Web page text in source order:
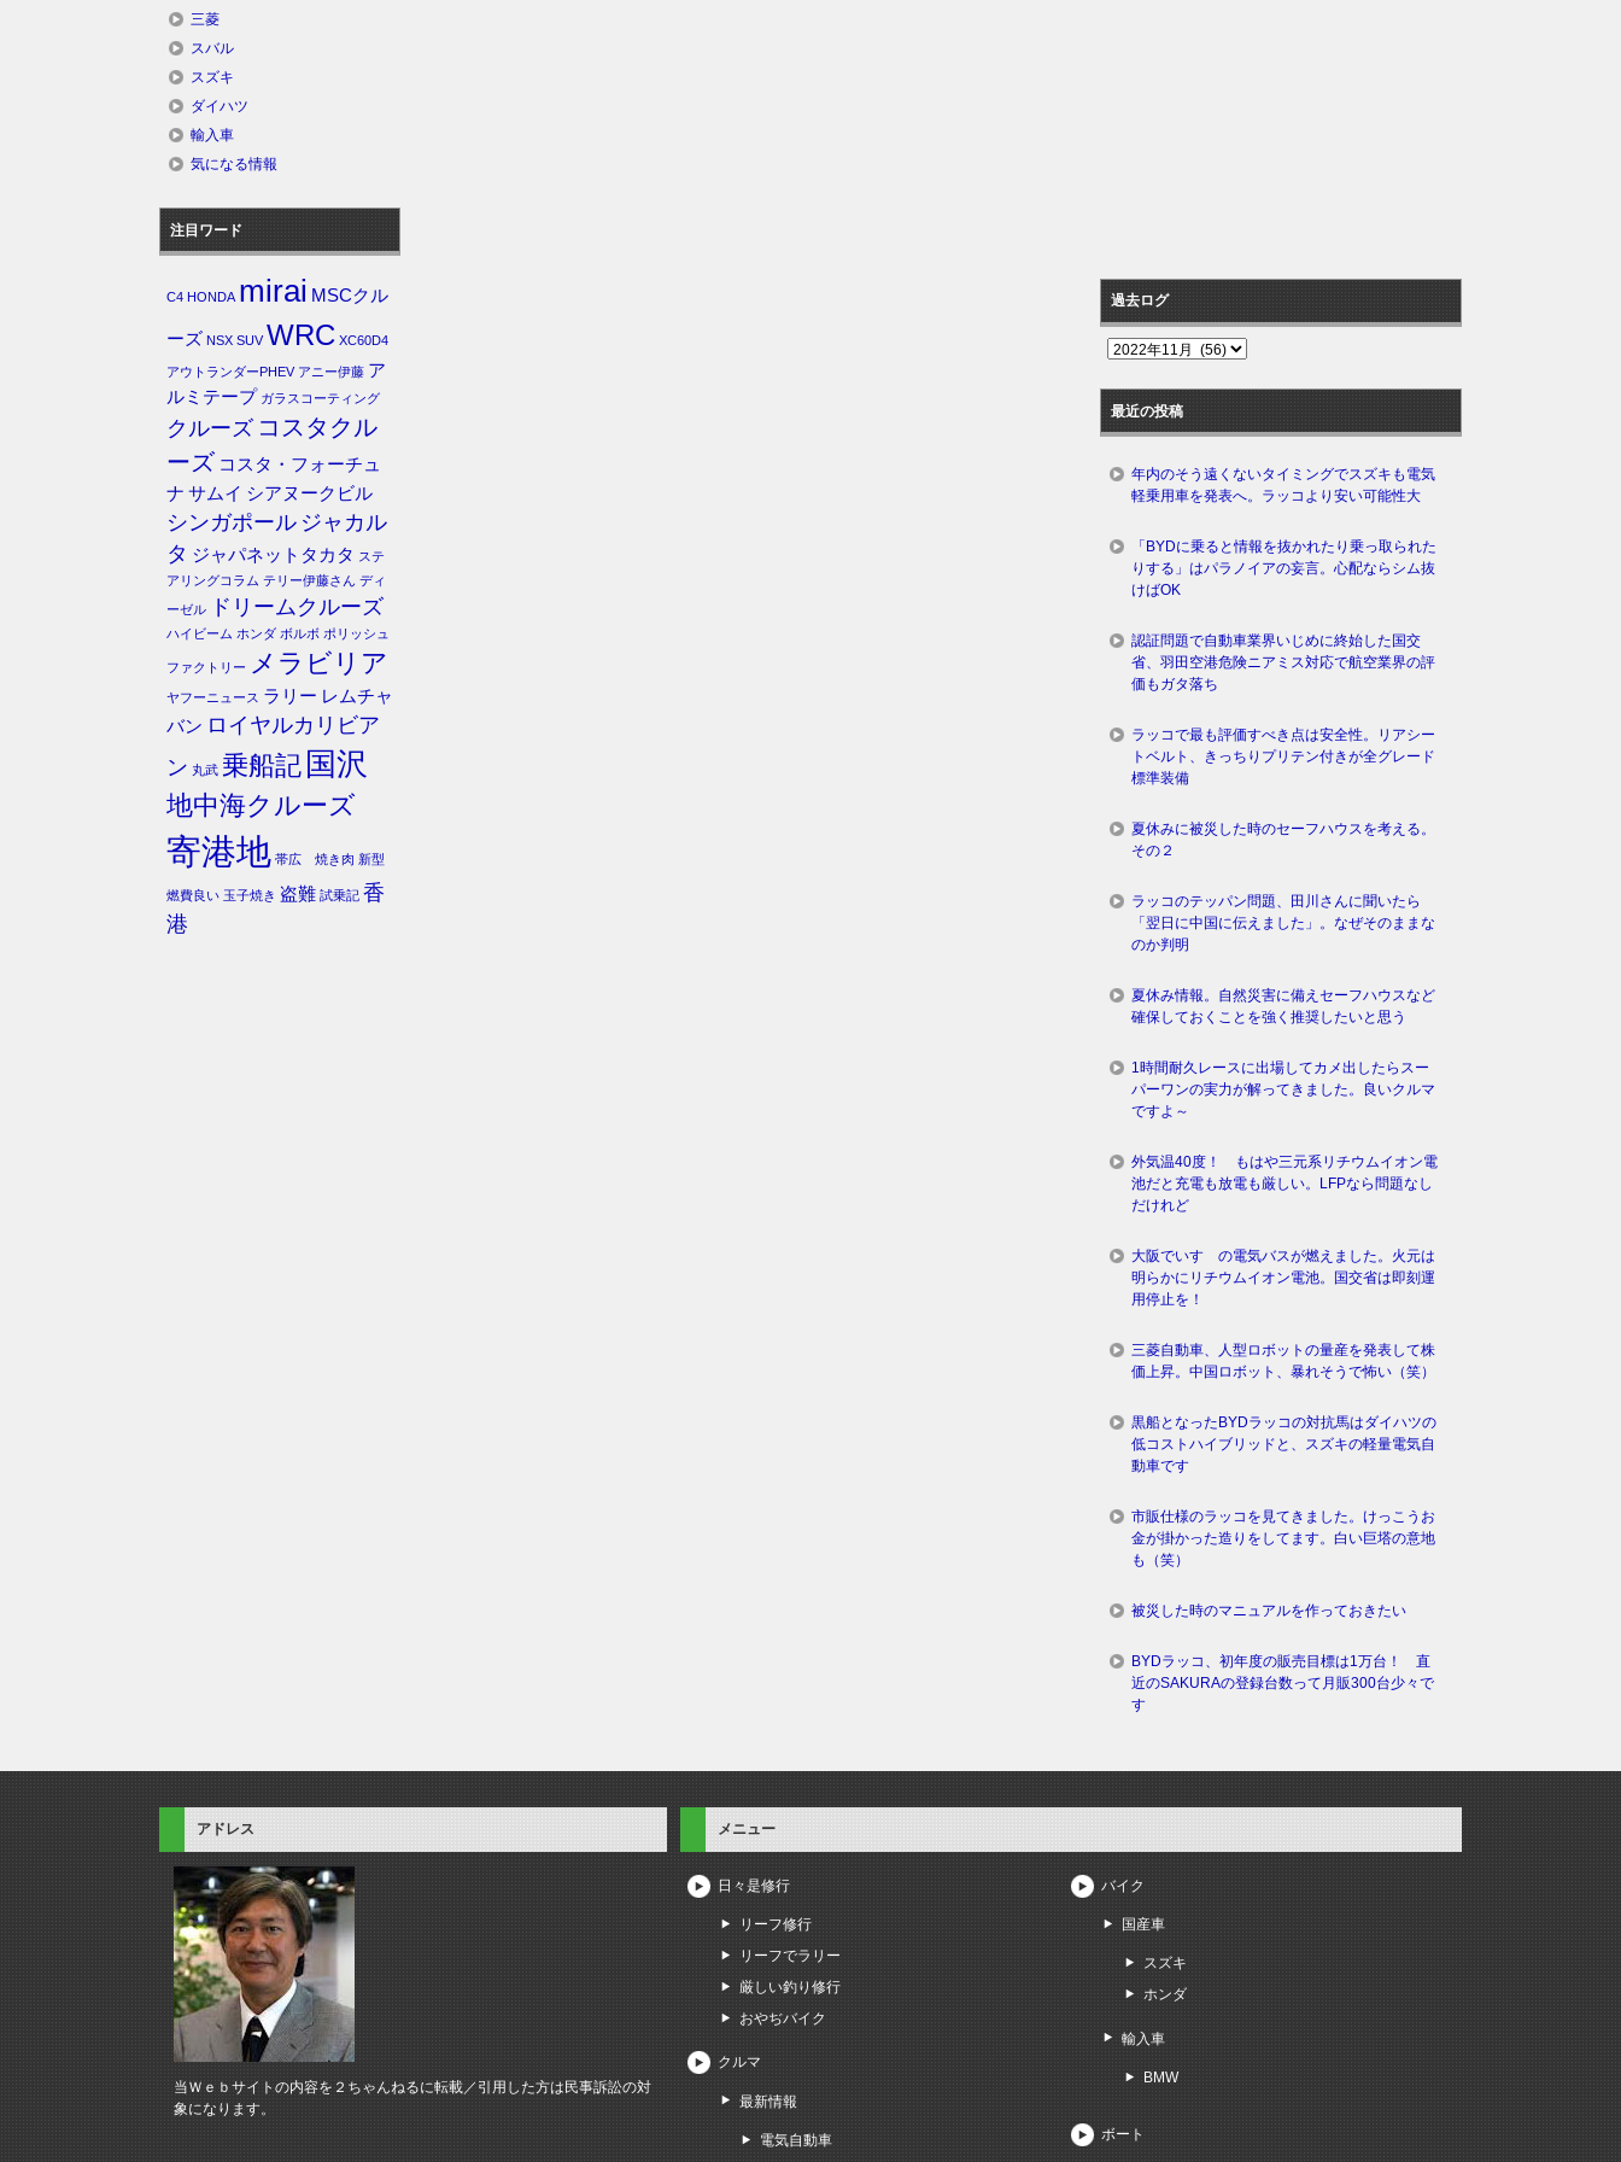
三菱
スバル
スズキ
ダイハツ
輸入車
気になる情報
注目ワード
C4 HONDA mirai MSCクル
ーズ NSX SUV WRC XC60D4
アウトランダーPHEV アニー伊藤 ア
ルミテープ ガラスコーティング
クルーズ コスタクル
ーズ コスタ・フォーチュ
ナ サムイ シアヌークビル
シンガポール ジャカル
タ ジャパネットタカタ ステ
アリングコラム テリー伊藤さん ディ
ーゼル
ドリームクルーズ
ハイビーム ホンダ ボルボ ポリッシュ
ファクトリー メラビリア
ヤフーニュース ラリー レムチャ
バン ロイヤルカリビア
ン 丸武 乗船記 国沢
地中海クルーズ
寄港地 帯広 焼き肉 新型
燃費良い 玉子焼き 盗難 試乗記 香
港
過去ログ
過
ロ
グ
最近の投稿
年内のそう遠くないタイミングでスズキも電気
軽乗用車を発表へ。ラッコより安い可能性大
「BYDに乗ると情報を抜かれたり乗っ取られた
りする」はパラノイアの妄言。心配ならシム抜
けばOK
認証問題で自動車業界いじめに終始した国交
省、羽田空港危険ニアミス対応で航空業界の評
価もガタ落ち
ラッコで最も評価すべき点は安全性。リアシー
トベルト、きっちりプリテン付きが全グレード
標準装備
夏休みに被災した時のセーフハウスを考える。
その２
ラッコのテッパン問題、田川さんに聞いたら
「翌日に中国に伝えました」。なぜそのままな
のか判明
夏休み情報。自然災害に備えセーフハウスなど
確保しておくことを強く推奨したいと思う
1時間耐久レースに出場してカメ出したらスー
パーワンの実力が解ってきました。良いクルマ
ですよ～
外気温40度！ もはや三元系リチウムイオン電
池だと充電も放電も厳しい。LFPなら問題なし
だけれど
大阪でいすゞの電気バスが燃えました。火元は
明らかにリチウムイオン電池。国交省は即刻運
用停止を！
三菱自動車、人型ロボットの量産を発表して株
価上昇。中国ロボット、暴れそうで怖い（笑）
黒船となったBYDラッコの対抗馬はダイハツの
低コストハイブリッドと、スズキの軽量電気自
動車です
市販仕様のラッコを見てきました。けっこうお
金が掛かった造りをしてます。白い巨塔の意地
も（笑）
被災した時のマニュアルを作っておきたい
BYDラッコ、初年度の販売目標は1万台！ 直
近のSAKURAの登録台数って月販300台少々で
す
アドレス
当Ｗｅｂサイトの内容を２ちゃんねるに転載／引用した方は民事訴訟の対
象になります。
メニュー
日々是修行
リーフ修行
リーフでラリー
厳しい釣り修行
おやぢバイク
クルマ
最新情報
電気自動車
バイク
国産車
スズキ
ホンダ
輸入車
BMW
ボート